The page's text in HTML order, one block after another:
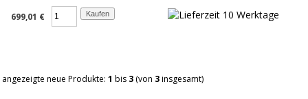
699,01 €
angezeigte neue Produkte: 1 bis 3 (von 3insgesamt)